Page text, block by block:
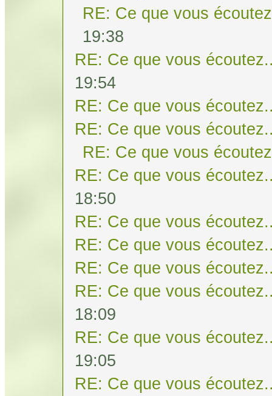
RE: Ce que vous
19:38
RE: Ce que vous
19:54
RE: Ce que vous
RE: Ce que vous
RE: Ce que vous
RE: Ce que vous
18:50
RE: Ce que vous
RE: Ce que vous
RE: Ce que vous
RE: Ce que vous
18:09
RE: Ce que vous
19:05
RE: Ce que vous